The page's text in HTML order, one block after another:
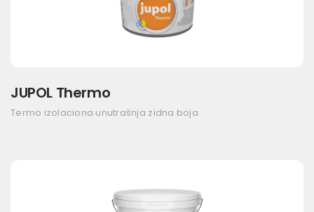
JUPOL Thermo
Termo izolaciona unutrašnja zidna boja